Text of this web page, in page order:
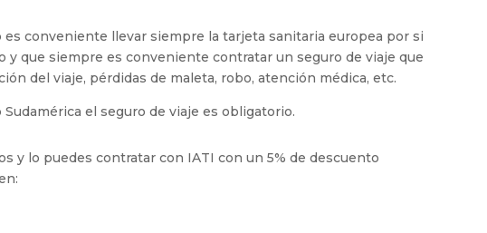
es conveniente llevar siempre la tarjeta sanitaria europea por si
y que siempre es conveniente contratar un seguro de viaje que
del viaje, pérdidas de maleta, robo, atención médica, etc.
el seguro de viaje es obligatorio.
y lo puedes contratar con IATI con un 5% de descuento